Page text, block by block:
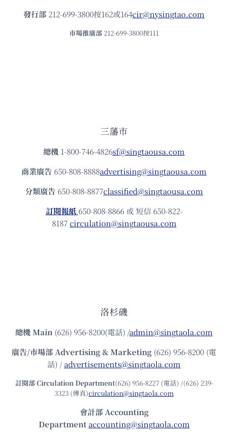
發⾏部 212-699-3800按162或164cir@nysingtao.com
市場推廣部 212-699-3800按111
三藩市
總機 1-800-746-4826sf@singtaousa.com
商業廣告 650-808-8888advertising@singtaousa.com
分類廣告 650-808-8877classified@singtaousa.com
訂閱報紙 650-808-8866 或 短信 650-822-
8187circulation@singtaousa.com
洛杉磯
總機Main (626) 956-8200(電話) /admin@singtaola.com
廣告/市場部Advertising & Marketing (626) 956-8200 (電
話) /advertisements@singtaola.com
訂閱部 Circulation Department(626) 956-8227 (電話) /(626) 239-
3323 (傳真)circulation@singtaola.com
會計部 Accounting
Department accounting@singtaola.com